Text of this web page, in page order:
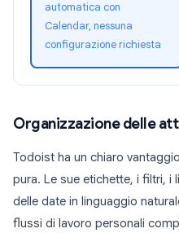
automatica con
Calendar, nessuna
configurazione richiesta
Organizzazione delle
Todoist ha un chiaro
pura. Le sue etichette, i filtri, i
delle date in linguaggio
flussi di lavoro personali